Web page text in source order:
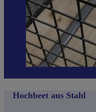
Hochbeet aus Stahl